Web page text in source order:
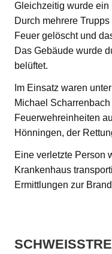
Gleichzeitig wurde ein
Durch mehrere
Feuer gelöscht und
Das Gebäude wurde
belüftet.
Im Einsatz waren
Michael
Feuerwehreinheiten
Hönningen, der
Eine verletzte Person
Krankenhaus
Ermittlungen zur